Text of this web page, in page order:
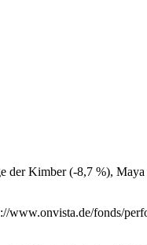
Kimber (-8,7 %),
www.onvista.de/fonds/